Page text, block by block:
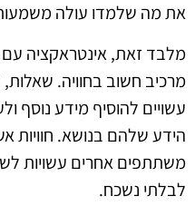
את מה שלמדו עולה
מלבד זאת, אינטראקציה עם
מרכיב חשוב בחוויה. שאלות,
עשויים להוסיף מידע
הידע שלהם בנושא. חוויות
משתתפים אחרים עשויות
לבלתי נשכח.